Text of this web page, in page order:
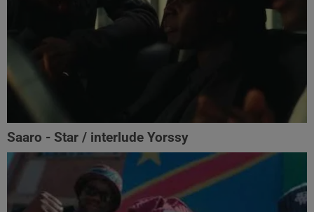
Saaro - Star / interlude Yorssy